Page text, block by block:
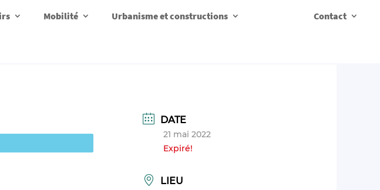
Mobilité Urbanisme et constructions Contact
DATE
21 mai 2022
Expiré!
LIEU